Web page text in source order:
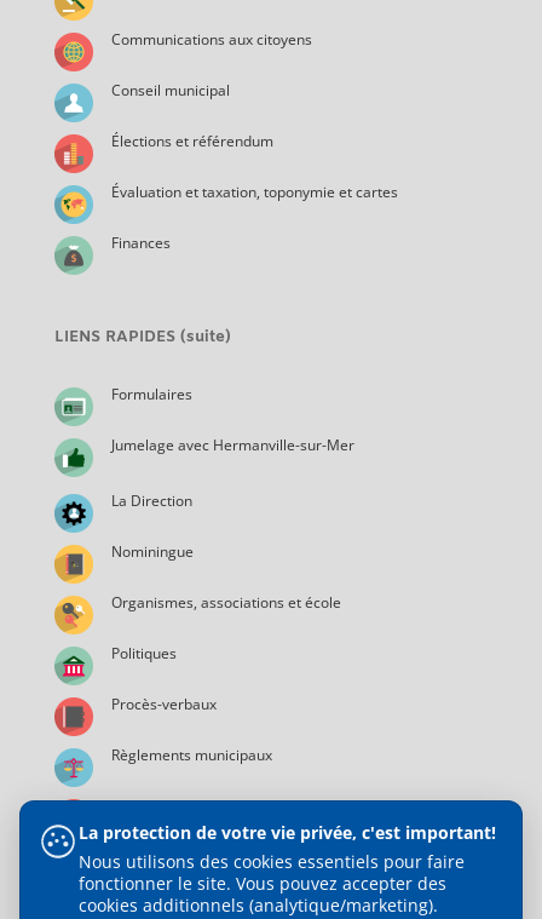
Communications aux citoyens
Conseil municipal
Élections et référendum
Évaluation et taxation, toponymie et cartes
Finances
LIENS RAPIDES (suite)
Formulaires
Jumelage avec Hermanville-sur-Mer
La Direction
Nominingue
Organismes, associations et école
Politiques
Procès-verbaux
Règlements municipaux
Services municipaux
La protection de votre vie privée, c'est important!
Nous utilisons des cookies essentiels pour faire
fonctionner le site. Vous pouvez accepter des
cookies additionnels (analytique/marketing).